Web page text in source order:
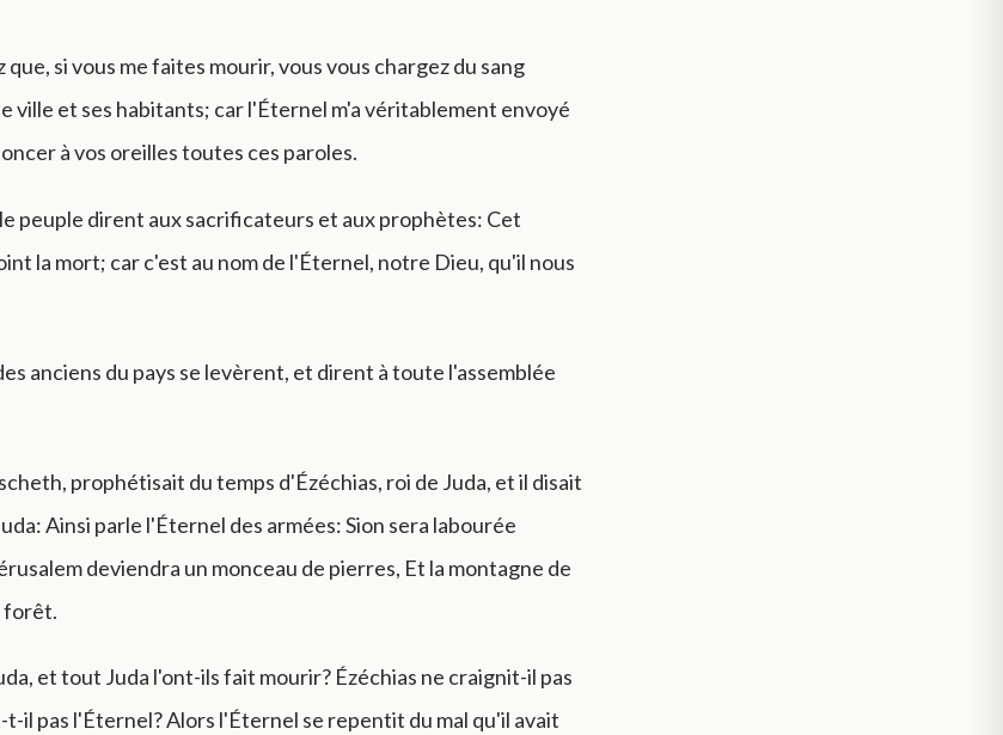
que, si vous me faites mourir, vous vous chargez du sang
ville et ses habitants; car l'Éternel m'a véritablement envoyé
à vos oreilles toutes ces paroles.
peuple dirent aux sacrificateurs et aux prophètes: Cet
la mort; car c'est au nom de l'Éternel, notre Dieu, qu'il nous
anciens du pays se levèrent, et dirent à toute l'assemblée
prophétisait du temps d'Ézéchias, roi de Juda, et il disait
Ainsi parle l'Éternel des armées: Sion sera labourée
deviendra un monceau de pierres, Et la montagne de
forêt.
et tout Juda l'ont-ils fait mourir? Ézéchias ne craignit-il pas
il pas l'Éternel? Alors l'Éternel se repentit du mal qu'il avait